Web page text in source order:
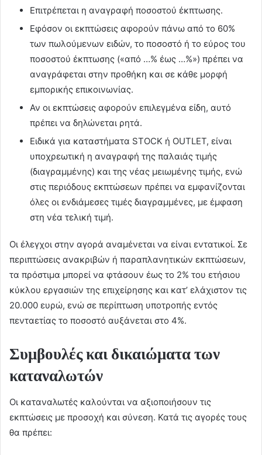
Επιτρέπεται η αναγραφή ποσοστού έκπτωσης.
Εφόσον οι εκπτώσεις αφορούν πάνω από το 60%
των πωλούμενων ειδών, το ποσοστό ή το εύρος του
ποσοστού έκπτωσης («από …% έως …%») πρέπει να
αναγράφεται στην προθήκη και σε κάθε μορφή
εμπορικής επικοινωνίας.
Αν οι εκπτώσεις αφορούν επιλεγμένα είδη, αυτό
πρέπει να δηλώνεται ρητά.
Ειδικά για καταστήματα STOCK ή OUTLET, είναι
υποχρεωτική η αναγραφή της παλαιάς τιμής
(διαγραμμένης) και της νέας μειωμένης τιμής, ενώ
στις περιόδους εκπτώσεων πρέπει να εμφανίζονται
όλες οι ενδιάμεσες τιμές διαγραμμένες, με έμφαση
στη νέα τελική τιμή.
Οι έλεγχοι στην αγορά αναμένεται να είναι εντατικοί. Σε
περιπτώσεις ανακριβών ή παραπλανητικών εκπτώσεων,
τα πρόστιμα μπορεί να φτάσουν έως το 2% του ετήσιου
κύκλου εργασιών της επιχείρησης και κατ’ ελάχιστον τις
20.000 ευρώ, ενώ σε περίπτωση υποτροπής εντός
πενταετίας το ποσοστό αυξάνεται στο 4%.
Συμβουλές και δικαιώματα των
καταναλωτών
Οι καταναλωτές καλούνται να αξιοποιήσουν τις
εκπτώσεις με προσοχή και σύνεση. Κατά τις αγορές τους
θα πρέπει: